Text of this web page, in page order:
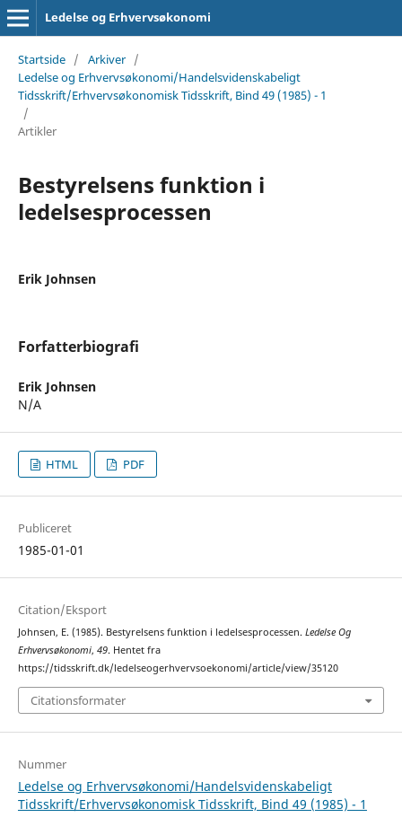
Ledelse og Erhvervsøkonomi
Startside / Arkiver /
Ledelse og Erhvervsøkonomi/Handelsvidenskabeligt
Tidsskrift/Erhvervsøkonomisk Tidsskrift, Bind 49 (1985) - 1
/
Artikler
Bestyrelsens funktion i
ledelsesprocessen
Erik Johnsen
Forfatterbiografi
Erik Johnsen
N/A
HTML PDF
Publiceret
1985-01-01
Citation/Eksport
Johnsen, E. (1985). Bestyrelsens funktion i ledelsesprocessen. Ledelse Og
Erhvervsøkonomi, 49. Hentet fra
https://tidsskrift.dk/ledelseogerhvervsoekonomi/article/view/35120
Citationsformater
Nummer
Ledelse og Erhvervsøkonomi/Handelsvidenskabeligt
Tidsskrift/Erhvervsøkonomisk Tidsskrift, Bind 49 (1985) - 1